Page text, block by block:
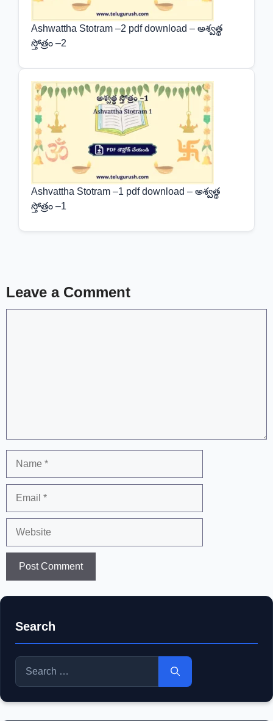
Ashwattha Stotram –2 pdf download – అశ్వత్థ
స్తోత్రం –2
Ashvattha Stotram –1 pdf download – అశ్వత్థ
స్తోత్రం –1
Leave a Comment
Search
Search
for: